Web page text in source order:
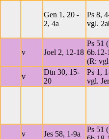
Gen 1, 20 -
2, 4a
Ps 8,
vgl.
v Joel 2, 12-18
Ps 51
6b.12-
(R:
v
Dtn 30, 15-
20
Ps 1,
vgl.
v Jes 58, 1-9a
Ps 51